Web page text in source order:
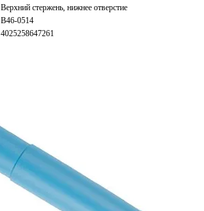
Верхний стержень, нижнее отверстие
B46-0514
4025258647261